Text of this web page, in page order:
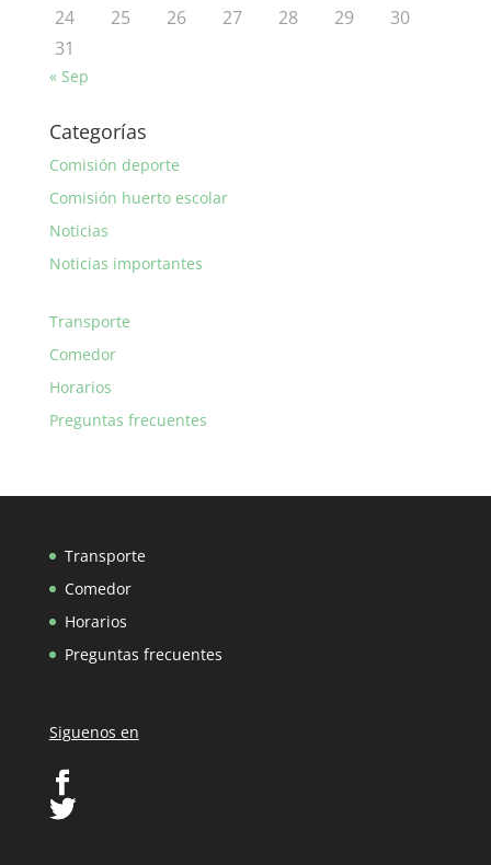
24
25 26 27 28 29
30
31
« Sep
Categorías
Comisión deporte
Comisión huerto escolar
Noticias
Noticias importantes
Transporte
Comedor
Horarios
Preguntas frecuentes
Transporte
Comedor
Horarios
Preguntas frecuentes
Siguenos en